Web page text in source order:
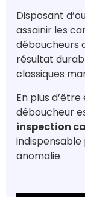
Disposant
assainir les
déboucheurs
résultat
classiques
En plus
déboucheur
inspection
indispensable
anomalie.